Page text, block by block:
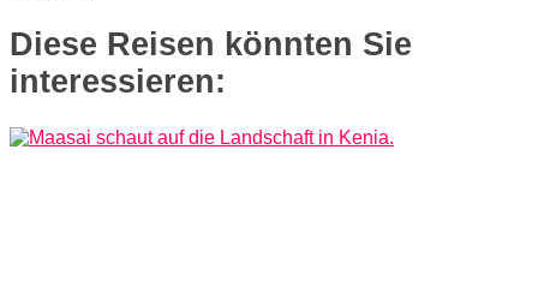
Diese Reisen könnten Sie
interessieren: